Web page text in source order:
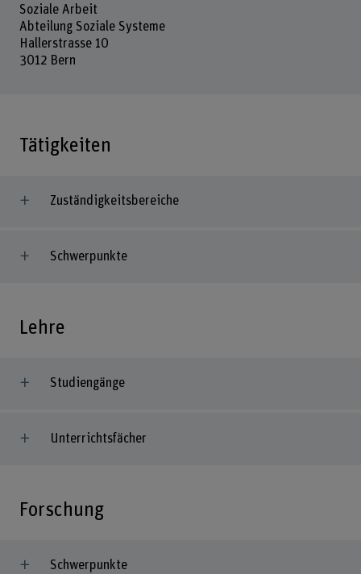
Soziale Arbeit
Abteilung Soziale Systeme
Hallerstrasse 10
3012 Bern
Tätigkeiten
Zuständigkeitsbereiche
Schwerpunkte
Lehre
Studiengänge
Unterrichtsfächer
Forschung
Schwerpunkte